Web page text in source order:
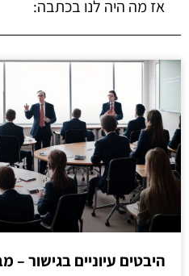
אז מה היה לנו בכתבה:
היבטים עיוניים בגישור